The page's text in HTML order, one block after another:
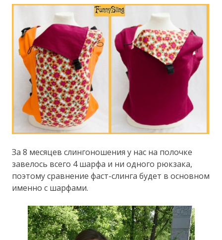
За 8 месяцев слингоношения у нас на полочке
завелось всего 4 шарфа и ни одного рюкзака,
поэтому сравнение фаст-слинга будет в основном
именно с шарфами.